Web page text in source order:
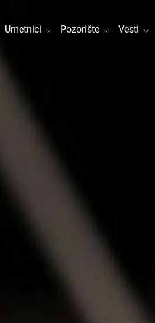
Umetnici Pozorište Vesti